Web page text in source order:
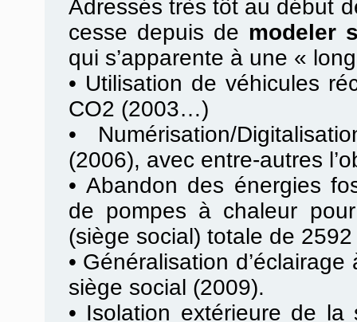
Adressés très tôt au début
cesse depuis de modeler
qui s’apparente à une «
• Utilisation de véhicules
CO2 (2003…)
• Numérisation/
(2006), avec entre-autres
• Abandon des énergies
de pompes à chaleur
(siège social) totale de 2592
• Généralisation
siège social (2009).
• Isolation extérieure de la